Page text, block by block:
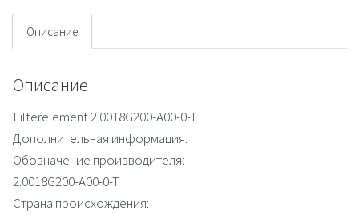
element
Описание
Описание
Filterelement 2.0018G200-A00-0-T
Дополнительная информация:
Обозначение производителя:
2.0018G200-A00-0-T
Страна происхождения: